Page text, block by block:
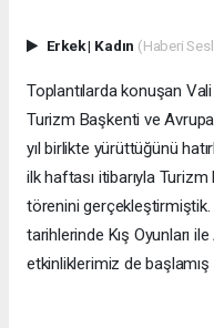
Erkek| Kadın (Haberi
Toplantılarda konuşan
Turizm Başkenti ve Avrupa
yıl birlikte yürüttüğünü
ilk haftası itibarıyla Turizm
törenini
tarihlerinde Kış Oyunları
etkinliklerimiz de başlamış